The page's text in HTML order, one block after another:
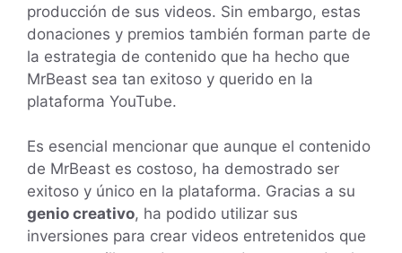
producción de sus videos. Sin embargo, estas
donaciones y premios también forman parte de
la estrategia de contenido que ha hecho que
MrBeast sea tan exitoso y querido en la
plataforma YouTube.
Es esencial mencionar que aunque el contenido
de MrBeast es costoso, ha demostrado ser
exitoso y único en la plataforma. Gracias a su
genio creativo, ha podido utilizar sus
inversiones para crear videos entretenidos que